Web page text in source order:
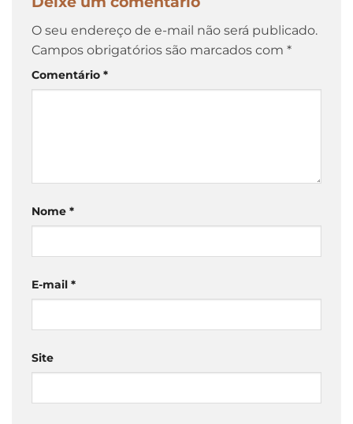
O seu endereço de e-mail não será publicado.
Campos obrigatórios são marcados com *
Comentário *
Nome *
E-mail *
Site